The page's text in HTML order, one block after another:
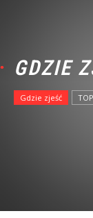
GDZIE
Gdzie zjeść